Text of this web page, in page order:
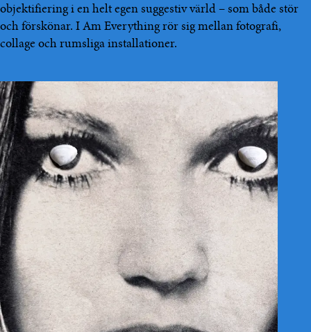
objektifiering i en helt egen suggestiv värld – som både stör
och förskönar. I Am Everything rör sig mellan fotografi,
collage och rumsliga installationer.